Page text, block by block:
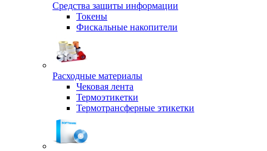
Средства защиты информации
Токены
Фискальные накопители
Расходные материалы
Чековая лента
Термоэтикетки
Термотрансферные этикетки